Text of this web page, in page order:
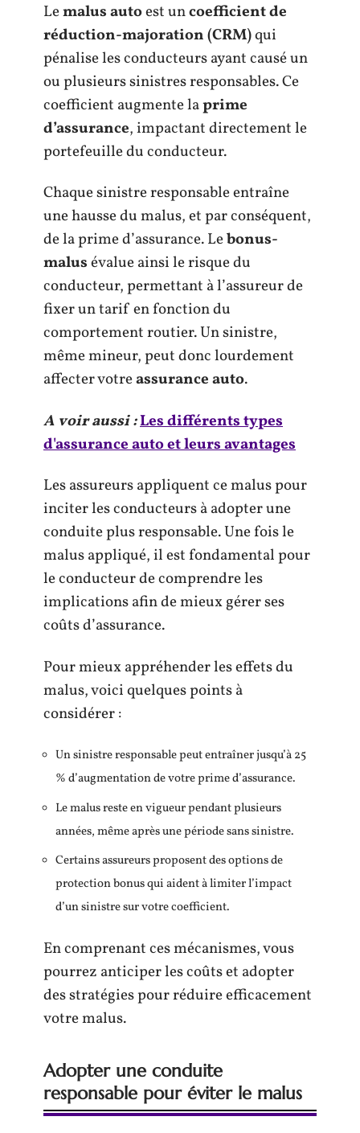
Lemalus autoest uncoefficient de
réduction-majoration (CRM)qui
pénalise les conducteurs ayant causé un
ou plusieurs sinistres responsables. Ce
coefficient augmente laprime
d’assurance, impactant directement le
portefeuille du conducteur.
Chaque sinistre responsable entraîne
une hausse du malus, et par conséquent,
de la prime d’assurance. Lebonus-
malusévalue ainsi le risque du
conducteur, permettant à l’assureur de
fixer un tarif en fonction du
comportement routier. Un sinistre,
même mineur, peut donc lourdement
affecter votreassurance auto.
A voir aussi :Les différents types
d'assurance auto et leurs avantages
Les assureurs appliquent ce malus pour
inciter les conducteurs à adopter une
conduite plus responsable. Une fois le
malus appliqué, il est fondamental pour
le conducteur de comprendre les
implications afin de mieux gérer ses
coûts d’assurance.
Pour mieux appréhender les effets du
malus, voici quelques points à
considérer :
Un sinistre responsable peut entraîner jusqu’à 25
% d’augmentation de votre prime d’assurance.
Le malus reste en vigueur pendant plusieurs
années, même après une période sans sinistre.
Certains assureurs proposent des options de
protection bonus qui aident à limiter l’impact
d’un sinistre sur votre coefficient.
En comprenant ces mécanismes, vous
pourrez anticiper les coûts et adopter
des stratégies pour réduire efficacement
votre malus.
Adopter une conduite
responsable pour éviter le malus